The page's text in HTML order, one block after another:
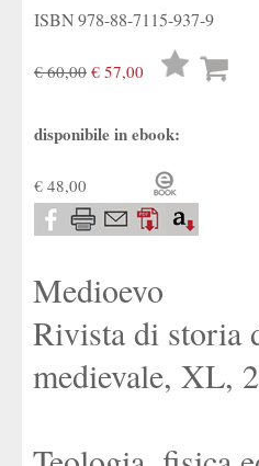
ISBN978-88-7115-937-9
€ 60,00 € 57,00
Lista
disponibile in ebook:
€ 48,00
Medioevo
Rivista di storia
medievale, XL,